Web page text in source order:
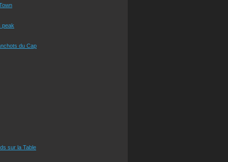
peak
du Cap
sur la Table